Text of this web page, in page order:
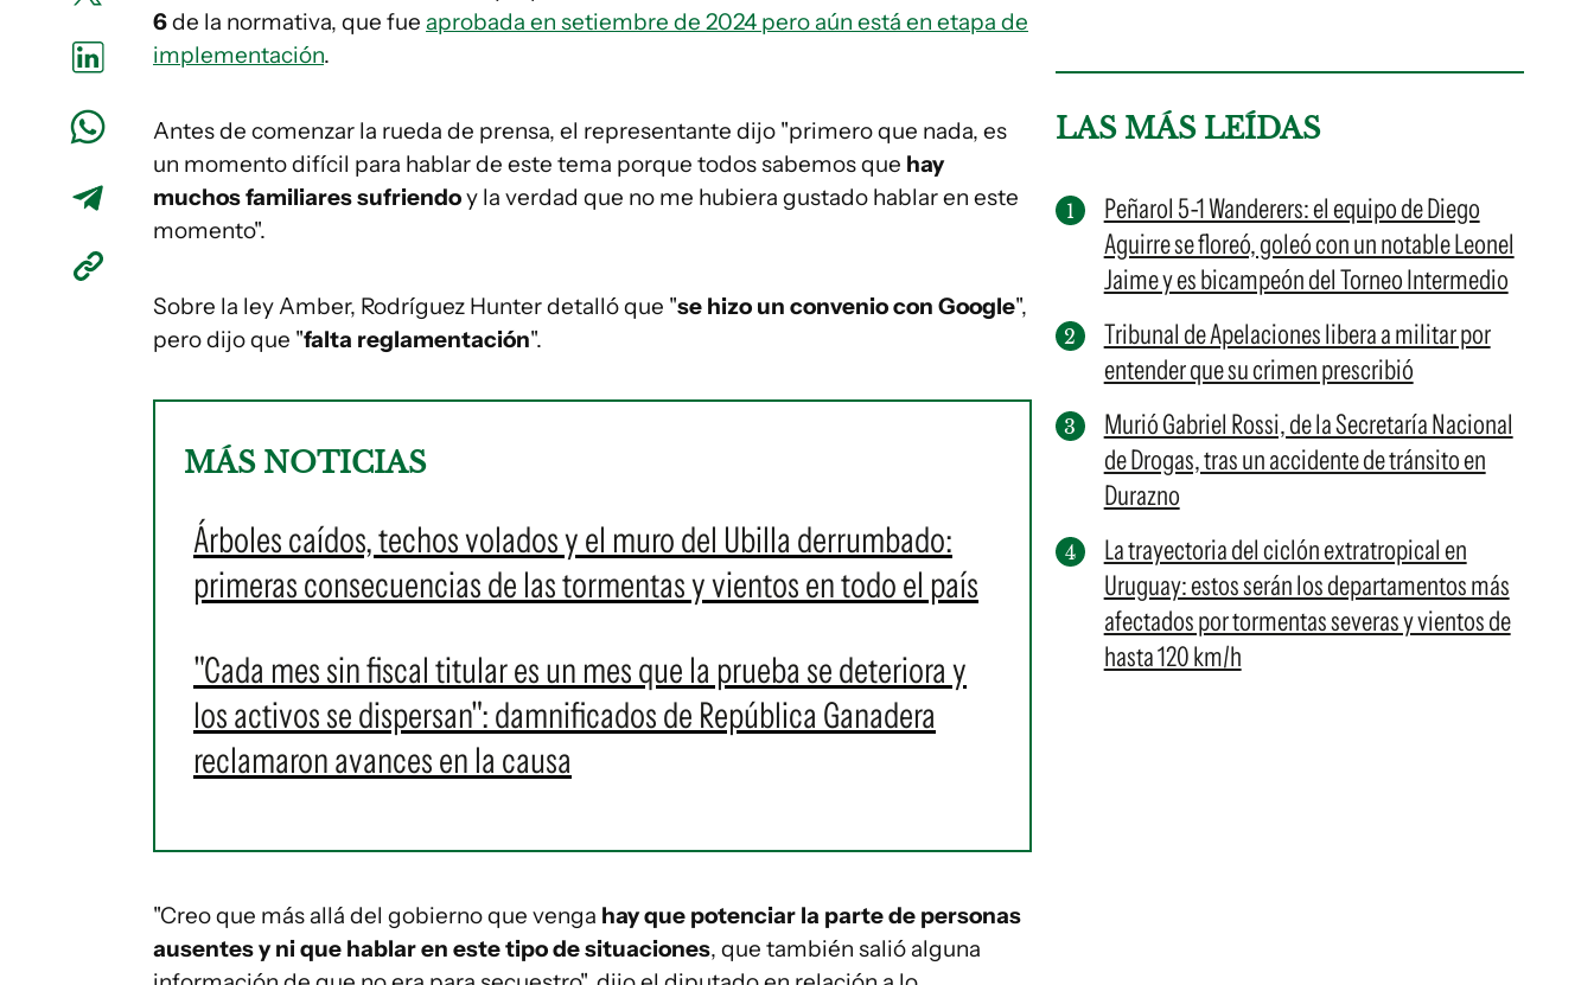
6de la normativa, que fue aprobada en setiembre de 2024 pero aún está en etapa de
implementación.
Antes de comenzar la rueda de prensa, el representante dijo "primero que nada, es
un momento difícil para hablar de este tema porque todos sabemos que hay
muchos familiares sufriendoy la verdad que no me hubiera gustado hablar en este
momento".
Sobre la ley Amber, Rodríguez Hunter detalló que "se hizo un convenio con Google",
pero dijo que "falta reglamentación".
MÁS NOTICIAS
Árboles caídos, techos volados y el muro del Ubilla derrumbado:
primeras consecuencias de las tormentas y vientos en todo el país
"Cada mes sin fiscal titular es un mes que la prueba se deteriora y
los activos se dispersan": damnificados de República Ganadera
reclamaron avances en la causa
"Creo que más allá del gobierno que venga hay que potenciar la parte de personas
ausentes y ni que hablar en este tipo de situaciones, que también salió alguna
LAS MÁS LEÍDAS
Peñarol 5-1 Wanderers: el equipo de Diego
Aguirre se floreó, goleó con un notable Leonel
Jaime y es bicampeón del Torneo Intermedio
Tribunal de Apelaciones libera a militar por
entender que su crimen prescribió
Murió Gabriel Rossi, de la Secretaría Nacional
de Drogas, tras un accidente de tránsito en
Durazno
La trayectoria del ciclón extratropical en
Uruguay: estos serán los departamentos más
afectados por tormentas severas y vientos de
hasta 120 km/h